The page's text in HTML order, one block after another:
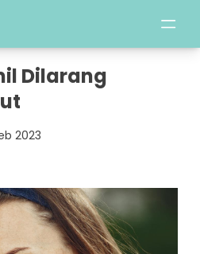
Dilarang
2023